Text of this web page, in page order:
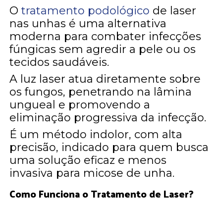
Otratamento podológico de laser
nas unhas é uma alternativa
moderna para combater infecções
fúngicas sem agredir a pele ou os
tecidos saudáveis.
A luz laser atua diretamente sobre
os fungos, penetrando na lâmina
ungueal e promovendo a
eliminação progressiva da infecção.
É um método indolor, com alta
precisão, indicado para quem busca
uma solução eficaz e menos
invasiva para micose de unha.
Como Funciona o Tratamento de Laser?